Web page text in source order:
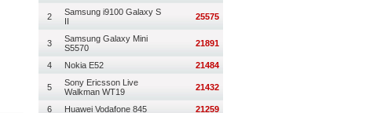
2
Samsung i9100 Galaxy S
II
25575
3
Samsung Galaxy Mini
S5570
21891
4 Nokia E52 21484
5
Sony Ericsson Live
Walkman WT19
21432
6 Huawei Vodafone 845
21259